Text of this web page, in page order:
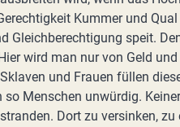
Kummer und
Gleichberechtigung speit.
wird man nur von Geld
und Frauen füllen
Menschen unwürdig.
Dort zu versinken, zu